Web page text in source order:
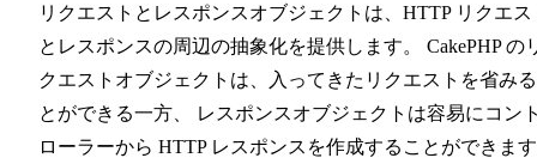
リクエストとレスポンスオブジェクトは、HTTP リクエス
とレスポンスの周辺の抽象化を提供します。 CakePHP の
クエストオブジェクトは、入ってきたリクエストを省み
とができる一方、 レスポンスオブジェクトは容易にコン
ローラーから HTTP レスポンスを作成することができま